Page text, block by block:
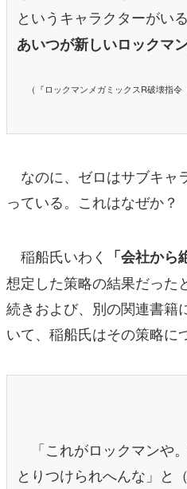
というキャラクターがい
あいつが新しいロックマ
（『ロックマンメガミックスR破壊指
なのに、ゼロはサブキャ
っている。これはなぜか？
稲船氏いわく 「会社から
想定した策略の結果だった
続きおよび、別の関連書籍
いて、稲船氏はその策略に
「これがロックマンや
とりつけられへんな」と